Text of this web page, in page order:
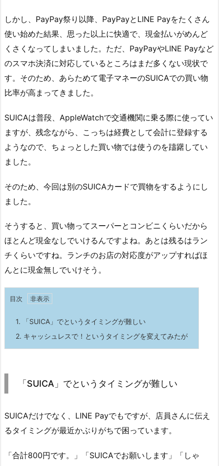
しかし、PayPay祭り以降、PayPayとLINE Payをたくさん
使い始めた結果、思った以上に快適で、現金払いがめんど
くさくなってしまいました。ただ、PayPayやLINE Payなど
のスマホ決済に対応しているところはまだ多くない現状で
す。そのため、あらためて電子マネーのSUICAでの買い物
比率が高まってきました。
SUICAは普段、AppleWatchで交通機関に乗る際に使ってい
ますが、残念ながら、こっちは経費として会計に登録する
ようなので、ちょっとした買い物では使うのを躊躇してい
ました。
そのため、今回は別のSUICAカードで買物をするようにし
ました。
そうすると、買い物ってスーパーとコンビニくらいだから
ほとんど現金なしでいけるんですよね。あとは残るはラン
チくらいですね。ランチのお店の対応度がアップすればほ
んとに現金無しでいけそう。
目次
1. 「SUICA」でというタイミングが難しい
2. キャッシュレスで！というタイミングを変えてみたが
「SUICA」でというタイミングが難しい
SUICAだけでなく、LINE Payでもですが、店員さんに伝え
るタイミングが最近かぶりがちで困っています。
「合計800円です。」「SUICAでお願いします」「しゃ